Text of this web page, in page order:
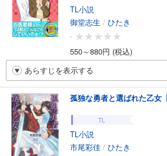
TL小説
御堂志生 / ひたき
-
550～880円 (税込)
あらすじを表示する
孤独な勇者と選ばれた乙女
TL
TL小説
市尾彩佳 / ひたき